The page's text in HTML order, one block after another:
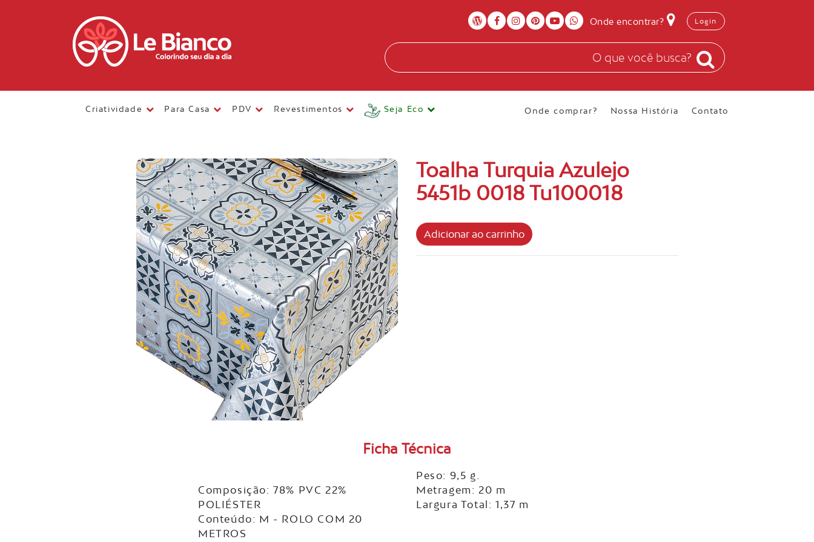
Onde encontrar? Login
Criatividade Para Casa PDV Revestimentos Seja Eco Onde comprar? Nossa História Contato
Toalha Turquia Azulejo
5451b 0018 Tu100018
Ficha Técnica
Composição: 78% PVC 22%
POLIÉSTER
Conteúdo: M - ROLO COM 20
METROS
Peso: 9,5 g.
Metragem: 20 m
Largura Total: 1,37 m